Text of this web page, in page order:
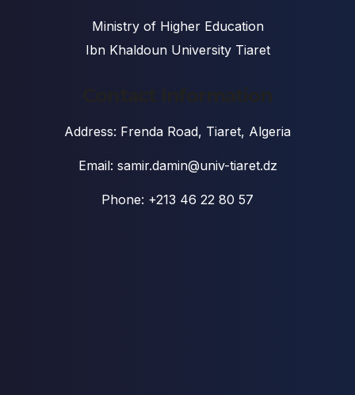
Ministry of Higher Education
Ibn Khaldoun University Tiaret
Contact Information
Address: Frenda Road, Tiaret, Algeria
Email: samir.damin@univ-tiaret.dz
Phone: +213 46 22 80 57